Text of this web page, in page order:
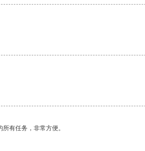
有任务，非常方便。